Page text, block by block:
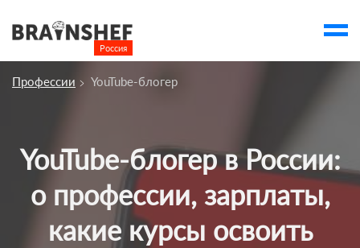
Россия
Компании
Профессии
Профессии YouTube-блогер
YouTube-блогер в России:
о профессии, зарплаты,
какие курсы освоить